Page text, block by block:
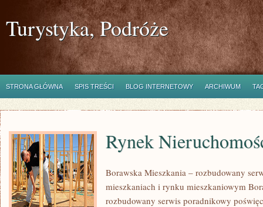
Turystyka, Podróże
STRONA GŁÓWNA SPIS TREŚCI BLOG INTERNETOWY ARCHIWUM
Rynek
Borawska Mieszkania – rozbudowany
mieszkaniach i rynku mieszkaniowym
rozbudowany serwis poradnikowy